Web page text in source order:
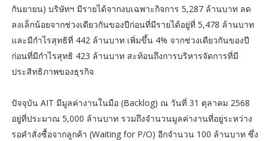
กันยายน) บริษัทฯ มีรายได้จากงบเฉพาะกิจการ 5,287 ล้านบาท ลด
ลงเล็กน้อยจากช่วงเดียวกันของปีก่อนที่มีรายได้อยู่ที่ 5,478 ล้านบาท
และมีกำไรสุทธิที่ 442 ล้านบาท เพิ่มขึ้น 4% จากช่วงเดียวกันของปี
ก่อนที่มีกำไรสุทธิ 423 ล้านบาท สะท้อนถึงการบริหารจัดการที่มี
ประสิทธิภาพของธุรกิจ
ปัจจุบัน AIT มีมูลค่างานในมือ (Backlog) ณ วันที่ 31 ตุลาคม 2568
อยู่ที่ประมาณ 5,000 ล้านบาท รวมถึงจำนวนมูลค่างานที่อยู่ระหว่าง
รอคำสั่งซื้อจากลูกค้า (Waiting for P/O) อีกจำนวน 100 ล้านบาท ซึ่ง